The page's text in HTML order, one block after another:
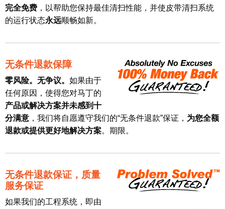
完全免费 ，以帮助您保持最佳清扫性能，并使皮带清扫系统
的运行状态永远顺畅如新。
无条件退款保障
零风险。无争议。 如果由于
任何原因，使得您对马丁的
产品或解决方案并未感到十
分满意 ，我们将自愿遵守我们的“无条件退款”保证， 为您全额
退款或提供更好地解决方案。期限。
无条件退款保证，质量
服务保证
如果我们的工程系统，即由